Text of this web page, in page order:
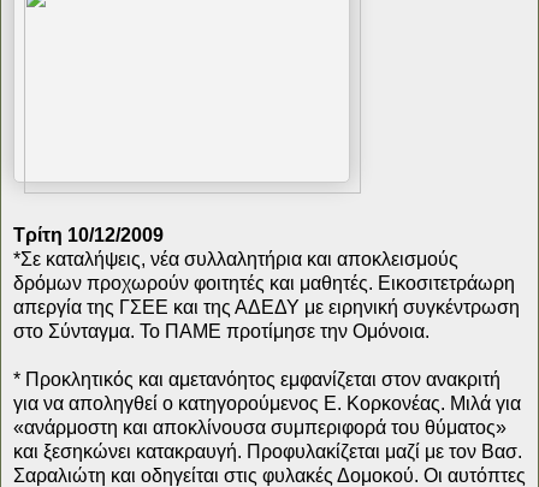
Τρίτη 10/12/2009
*Σε καταλήψεις, νέα συλλαλητήρια και αποκλεισμούς
δρόμων προχωρούν φοιτητές και μαθητές. Εικοσιτετράωρη
απεργία της ΓΣΕΕ και της ΑΔΕΔΥ με ειρηνική συγκέντρωση
στο Σύνταγμα. Το ΠΑΜΕ προτίμησε την Ομόνοια.
* Προκλητικός και αμετανόητος εμφανίζεται στον ανακριτή
για να αποληγθεί ο κατηγορούμενος Ε. Κορκονέας. Μιλά για
«ανάρμοστη και αποκλίνουσα συμπεριφορά του θύματος»
και ξεσηκώνει κατακραυγή. Προφυλακίζεται μαζί με τον Βασ.
Σαραλιώτη και οδηγείται στις φυλακές Δομοκού. Οι αυτόπτες